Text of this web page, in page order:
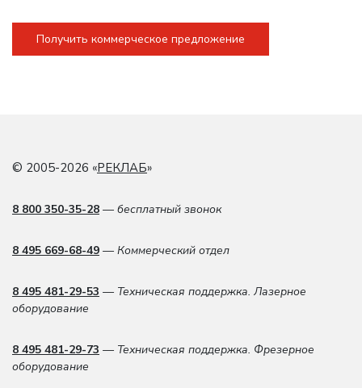
Получить коммерческое предложение
© 2005-2026 «РЕКЛАБ»
8 800 350-35-28 — бесплатный звонок
8 495 669-68-49 — Коммерческий отдел
8 495 481-29-53 — Техническая поддержка. Лазерное
оборудование
8 495 481-29-73 — Техническая поддержка. Фрезерное
оборудование